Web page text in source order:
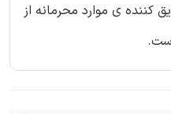
کننده ی موارد محرمانه از